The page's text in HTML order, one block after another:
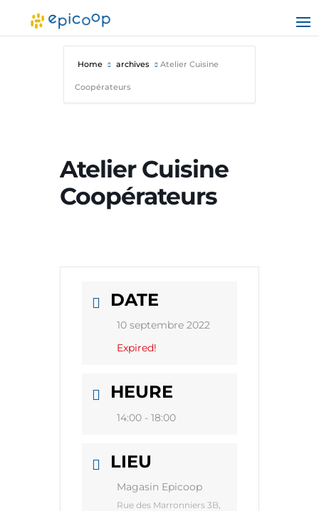
Home archives Atelier Cuisine
Coopérateurs
Atelier Cuisine
Coopérateurs
DATE
10 septembre 2022
Expired!
HEURE
14:00 - 18:00
LIEU
Magasin Epicoop
Rue des Marronniers 3B,